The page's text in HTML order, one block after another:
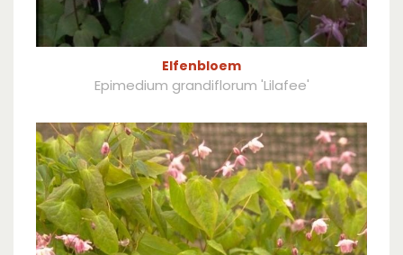
Elfenbloem
Epimedium grandiflorum 'Lilafee'